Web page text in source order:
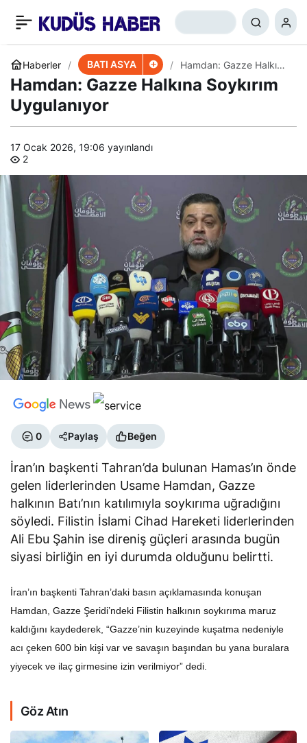
Haberler BATI ASYA
Hamdan: Gazze Halkına
Soykırım Uygulanıyor
Hamdan: Gazze Halkına Soykırım
Uygulanıyor
17 Ocak 2026, 19:06 yayınlandı
2
0 Paylaş Beğen
İran’ın başkenti Tahran’da bulunan Hamas’ın önde
gelen liderlerinden Usame Hamdan, Gazze
halkının Batı’nın katılımıyla soykırıma uğradığını
söyledi. Filistin İslami Cihad Hareketi liderlerinden
Ali Ebu Şahin ise direniş güçleri arasında bugün
siyasi birliğin en iyi durumda olduğunu belirtti.
İran’ın başkenti Tahran’daki basın açıklamasında konuşan
Hamdan, Gazze Şeridi’ndeki Filistin halkının soykırıma maruz
kaldığını kaydederek, “Gazze’nin kuzeyinde kuşatma nedeniyle
acı çeken 600 bin kişi var ve savaşın başından bu yana buralara
yiyecek ve ilaç girmesine izin verilmiyor” dedi.
Göz Atın
Gazze’nin Güneyinde
Çatışmalar Yoğunlaşıyor
+ 0 Paylaş